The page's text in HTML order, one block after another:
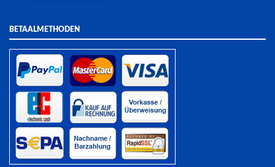
BETAALMETHODEN